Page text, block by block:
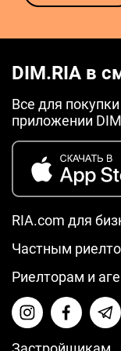
DIM.RIA в
Все для
приложении
RIA.com для
Частным
Риелторам и